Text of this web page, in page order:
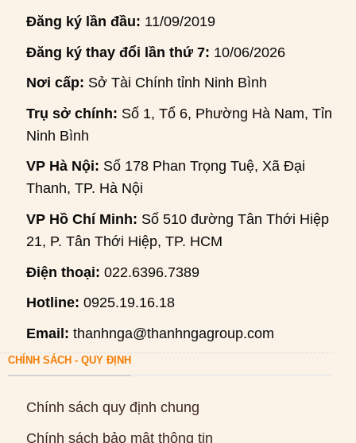
Đăng ký lần đầu: 11/09/2019
Đăng ký thay đổi lần thứ 7: 10/06/2026
Nơi cấp: Sở Tài Chính tỉnh Ninh Bình
Trụ sở chính: Số 1, Tổ 6, Phường Hà Nam, Tỉnh
Ninh Bình
VP Hà Nội: Số 178 Phan Trọng Tuệ, Xã Đại
Thanh, TP. Hà Nội
VP Hồ Chí Minh: Số 510 đường Tân Thới Hiệp
21, P. Tân Thới Hiệp, TP. HCM
Điện thoại: 022.6396.7389
Hotline: 0925.19.16.18
Email: thanhnga@thanhngagroup.com
CHÍNH SÁCH - QUY ĐỊNH
Chính sách quy định chung
Chính sách bảo mật thông tin